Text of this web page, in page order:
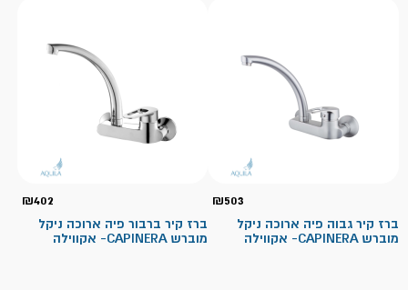
₪503
ברז קיר גבוה פיה ארוכה ניקל
מוברש CAPINERA- אקווילה
₪402
ברז קיר ברבור פיה ארוכה ניקל
מוברש CAPINERA- אקווילה